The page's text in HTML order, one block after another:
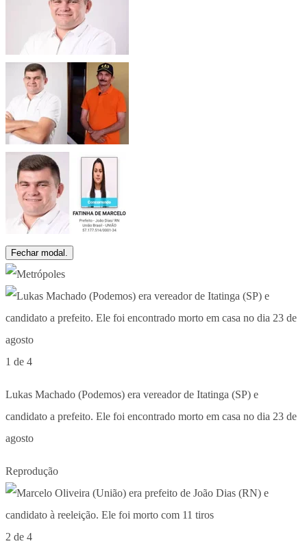
Fechar modal.
1 de 4
Lukas Machado (Podemos) era vereador de Itatinga (SP) e
candidato a prefeito. Ele foi encontrado morto em casa no dia 23 de
agosto
Reprodução
2 de 4